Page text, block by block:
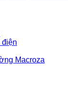
điện
Macroza